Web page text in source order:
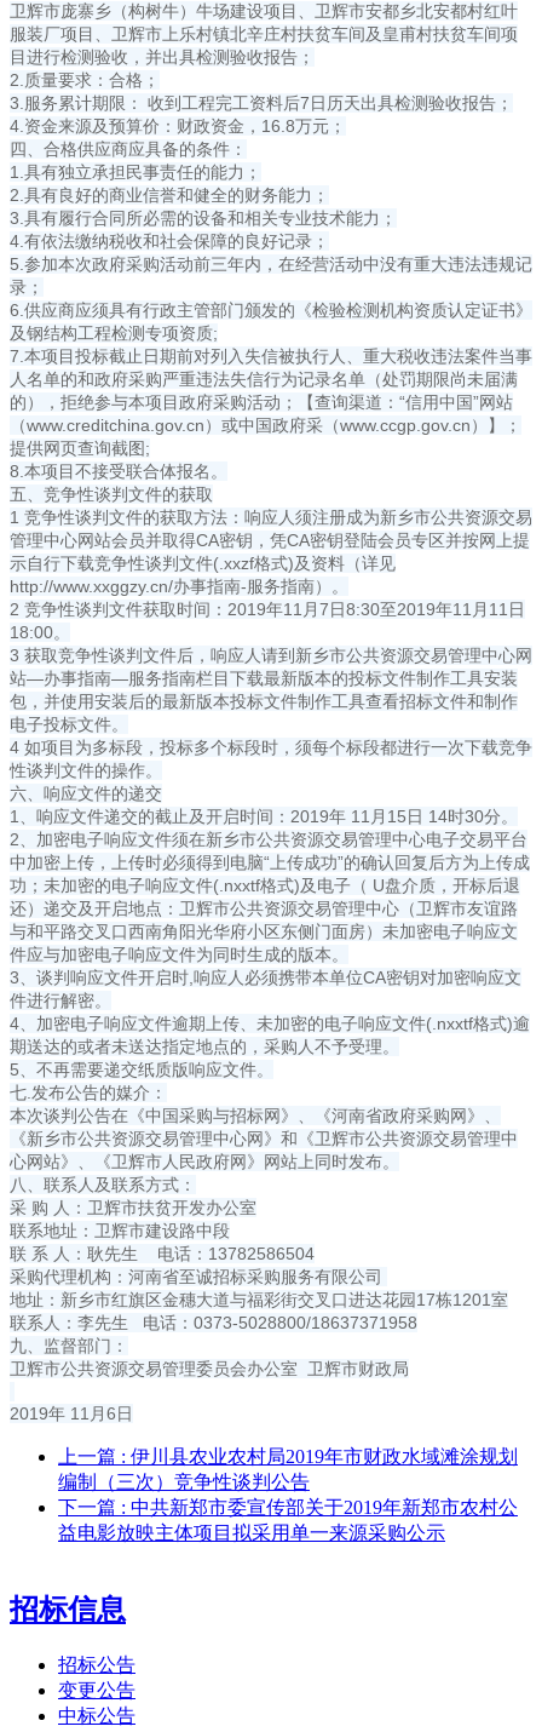
卫辉市庞寨乡（构树牛）牛场建设项目、卫辉市安都乡北安都村红叶
服装厂项目、卫辉市上乐村镇北辛庄村扶贫车间及皇甫村扶贫车间项
目进行检测验收，并出具检测验收报告；
2.质量要求：合格；
3.服务累计期限： 收到工程完工资料后7日历天出具检测验收报告；
4.资金来源及预算价：财政资金，16.8万元；
四、合格供应商应具备的条件：
1.具有独立承担民事责任的能力；
2.具有良好的商业信誉和健全的财务能力；
3.具有履行合同所必需的设备和相关专业技术能力；
4.有依法缴纳税收和社会保障的良好记录；
5.参加本次政府采购活动前三年内，在经营活动中没有重大违法违规记
录；
6.供应商应须具有行政主管部门颁发的《检验检测机构资质认定证书》
及钢结构工程检测专项资质;
7.本项目投标截止日期前对列入失信被执行人、重大税收违法案件当事
人名单的和政府采购严重违法失信行为记录名单（处罚期限尚未届满
的），拒绝参与本项目政府采购活动；【查询渠道：“信用中国”网站
（www.creditchina.gov.cn）或中国政府采（www.ccgp.gov.cn）】；
提供网页查询截图;
8.本项目不接受联合体报名。
五、竞争性谈判文件的获取
1 竞争性谈判文件的获取方法：响应人须注册成为新乡市公共资源交易
管理中心网站会员并取得CA密钥，凭CA密钥登陆会员专区并按网上提
示自行下载竞争性谈判文件(.xxzf格式)及资料（详见
http://www.xxggzy.cn/办事指南-服务指南）。
2 竞争性谈判文件获取时间：2019年11月7日8:30至2019年11月11日
18:00。
3 获取竞争性谈判文件后，响应人请到新乡市公共资源交易管理中心网
站—办事指南—服务指南栏目下载最新版本的投标文件制作工具安装
包，并使用安装后的最新版本投标文件制作工具查看招标文件和制作
电子投标文件。
4 如项目为多标段，投标多个标段时，须每个标段都进行一次下载竞争
性谈判文件的操作。
六、响应文件的递交
1、响应文件递交的截止及开启时间：2019年 11月15日 14时30分。
2、加密电子响应文件须在新乡市公共资源交易管理中心电子交易平台
中加密上传，上传时必须得到电脑“上传成功”的确认回复后方为上传成
功；未加密的电子响应文件(.nxxtf格式)及电子（ U盘介质，开标后退
还）递交及开启地点：卫辉市公共资源交易管理中心（卫辉市友谊路
与和平路交叉口西南角阳光华府小区东侧门面房）未加密电子响应文
件应与加密电子响应文件为同时生成的版本。
3、谈判响应文件开启时,响应人必须携带本单位CA密钥对加密响应文
件进行解密。
4、加密电子响应文件逾期上传、未加密的电子响应文件(.nxxtf格式)逾
期送达的或者未送达指定地点的，采购人不予受理。
5、不再需要递交纸质版响应文件。
七.发布公告的媒介：
本次谈判公告在《中国采购与招标网》、《河南省政府采购网》、
《新乡市公共资源交易管理中心网》和《卫辉市公共资源交易管理中
心网站》、《卫辉市人民政府网》网站上同时发布。
八、联系人及联系方式：
采 购 人：卫辉市扶贫开发办公室
联系地址：卫辉市建设路中段
联 系 人：耿先生 电话：13782586504
采购代理机构：河南省至诚招标采购服务有限公司
地址：新乡市红旗区金穗大道与福彩街交叉口进达花园17栋1201室
联系人：李先生 电话：0373-5028800/18637371958
九、监督部门：
卫辉市公共资源交易管理委员会办公室 卫辉市财政局
2019年 11月6日
上一篇 : 伊川县农业农村局2019年市财政水域滩涂规划
编制（三次）竞争性谈判公告
下一篇 : 中共新郑市委宣传部关于2019年新郑市农村公
益电影放映主体项目拟采用单一来源采购公示
招标信息
招标公告
变更公告
中标公告